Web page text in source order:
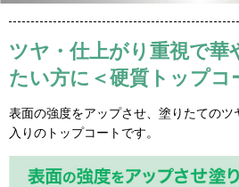
ツヤ・仕上がり重視で華
たい方に＜硬質トップコ
表面の強度をアップさせ、塗りたての
入りのトップコートです。